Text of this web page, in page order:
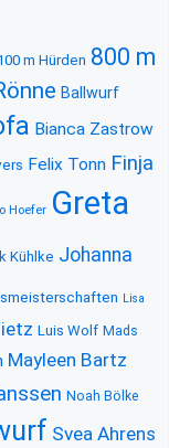
m Hürden 800 m
Ballwurf
Bianca Zastrow
Felix Tonn Finja
Hoefer Greta
Kühlke Johanna
Lisa
Luis Wolf Mads
Mayleen Bartz
Noah Bölke
Svea Ahrens